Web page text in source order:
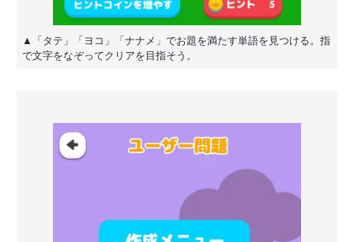
▲「タテ」「ヨコ」「ナナメ」でお題を満たす単語を見つける。指
で文字をなぞってクリアを目指そう。